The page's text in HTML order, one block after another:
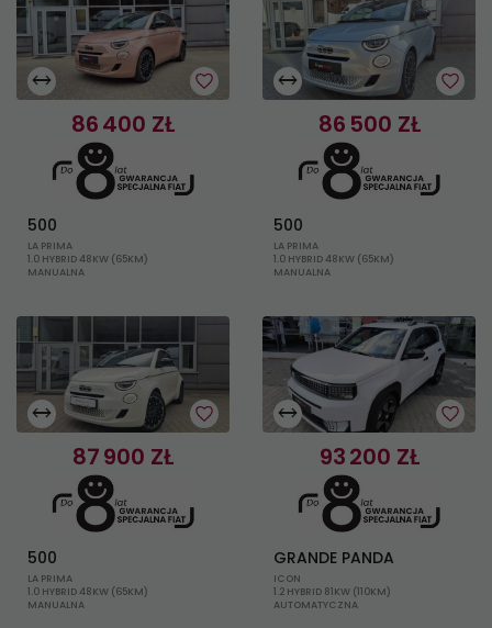
WOJ. POMORSKIE, GDANSK
86 400 ZŁ
500
LA PRIMA
1.0 HYBRID 48KW (65KM)
MANUALNA
WOJ. POMORSKIE, GDANSK
86 500 ZŁ
500
LA PRIMA
1.0 HYBRID 48KW (65KM)
MANUALNA
WOJ. POMORSKIE, GDANSK
87 900 ZŁ
500
LA PRIMA
1.0 HYBRID 48KW (65KM)
MANUALNA
WOJ. POMORSKIE, GDANSK
4
93 200 ZŁ
GRANDE PANDA
ICON
1.2 HYBRID 81KW (110KM)
AUTOMATYCZNA